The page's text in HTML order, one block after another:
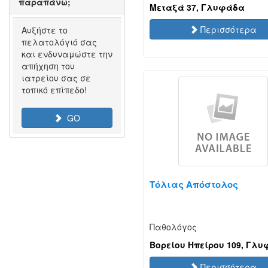
Μεταξά 37, Γλυφάδα
Περισσότερα
Τόλιας Απόστολος
Παθολόγος
Βορείου Ηπείρου 109,
Αυξήστε το
πελατολόγιό σας
και ενδυναμώστε την
απήχηση του
ιατρείου σας σε
τοπικό επίπεδο!
GO